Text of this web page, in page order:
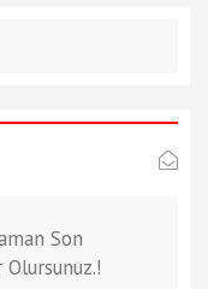
Son